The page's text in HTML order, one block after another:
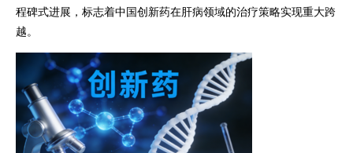
程碑式进展，标志着中国创新药在肝病领域的治疗策略实现重大跨
越。